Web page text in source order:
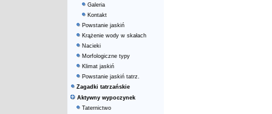
Galeria
Kontakt
Powstanie jaskiń
Krążenie wody w skałach
Nacieki
Morfologiczne typy
Klimat jaskiń
Powstanie jaskiń tatrz.
Zagadki tatrzańskie
Aktywny wypoczynek
Taternictwo